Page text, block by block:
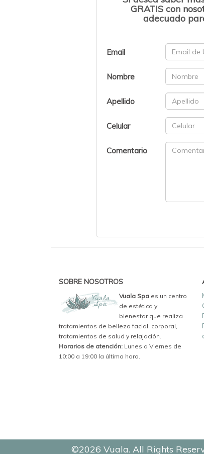
GRATIS con
adecuado
Email
Nombre
Apellido
Celular
Comentario
SOBRE NOSOTROS
Vuala Spa es un centro
de estética y
bienestar que realiza
tratamientos de belleza facial, corporal,
tratamientos de salud y relajación.
Horarios de atención: Lunes a Viernes de
10:00 a 19:00 la última hora.
©2026 Vuala. All Rights